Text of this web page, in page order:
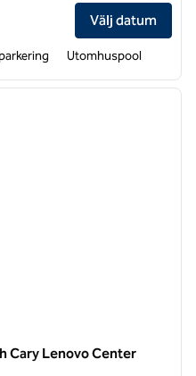
by Hilton Raleigh West
Välj datum
Utomhuspool
nästa
Cary Lenovo Center